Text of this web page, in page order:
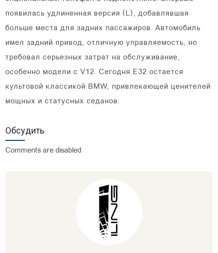
появилась удлиненная версия (L), добавлявшая
больше места для задних пассажиров. Автомобиль
имел задний привод, отличную управляемость, но
требовал серьезных затрат на обслуживание,
особенно модели с V12. Сегодня E32 остается
культовой классикой BMW, привлекающей ценителей
мощных и статусных седанов.
Обсудить
Comments are disabled